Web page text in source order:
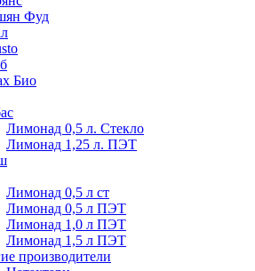
Фуд
Био
Лимонад 0,5 л. Стекло
Лимонад 1,25 л. ПЭТ
Лимонад 0,5 л ст
Лимонад 0,5 л ПЭТ
Лимонад 1,0 л ПЭТ
Лимонад 1,5 л ПЭТ
производители